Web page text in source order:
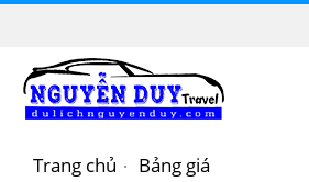
Trang chủ Bảng giá